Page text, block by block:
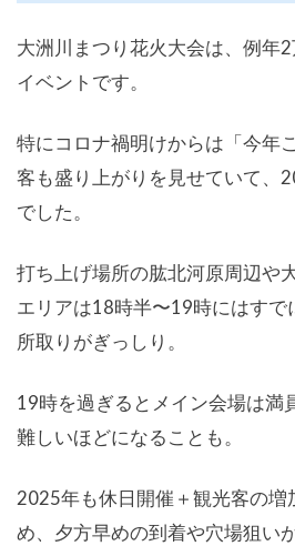
大洲川まつり花火大会は、例年
イベントです。
特にコロナ禍明けからは「今年
客も盛り上がりを見せていて、
でした。
打ち上げ場所の肱北河原周辺や
エリアは18時半〜19時にはすで
所取りがぎっしり。
19時を過ぎるとメイン会場は満
難しいほどになることも。
2025年も休日開催＋観光客の増
め、夕方早めの到着や穴場狙い